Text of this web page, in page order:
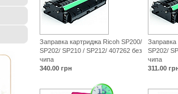
Заправка картриджа Ricoh SP200/
SP202/ SP210 / SP212/ 407262 без
чипа
Заправка
SP202/
чипа
340.00 грн 311.00